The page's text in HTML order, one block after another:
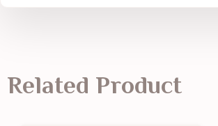
Related Product